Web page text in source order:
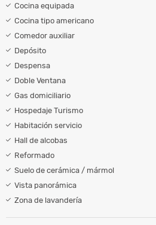
Cocina equipada
Cocina tipo americano
Comedor auxiliar
Depósito
Despensa
Doble Ventana
Gas domiciliario
Hospedaje Turismo
Habitación servicio
Hall de alcobas
Reformado
Suelo de cerámica / mármol
Vista panorámica
Zona de lavandería